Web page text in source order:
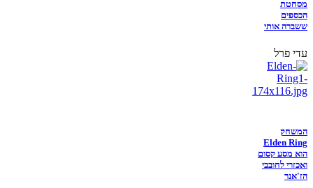
מסחטת
הכספים
ששברה אותי
עדי פרל
המשחק
Elden Ring
הוא מסע קסום
ואכזרי לחובבי
הז'אנר